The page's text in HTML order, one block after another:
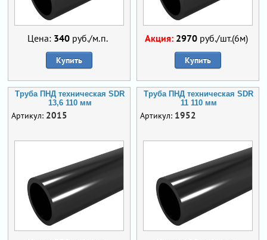
Цена: 340 руб./м.п.
Купить
Акция: 2970 руб./шт.(6м)
Купить
Труба ПНД техническая SDR
13,6 110 мм
Артикул: 2015
Труба ПНД техническая SDR
11 110 мм
Артикул: 1952